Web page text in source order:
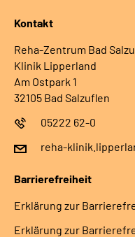
Kontakt
Reha-Zentrum Bad
Klinik Lipperland
Am Ostpark 1
32105 Bad Salzuflen
05222 62-0
reha-
Barrierefreiheit
Erklärung zur
Erklärung zur